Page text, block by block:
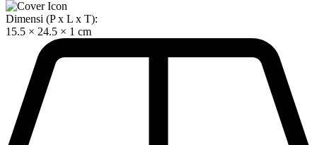
Dimensi (P x L x T):
15.5 × 24.5 × 1 cm